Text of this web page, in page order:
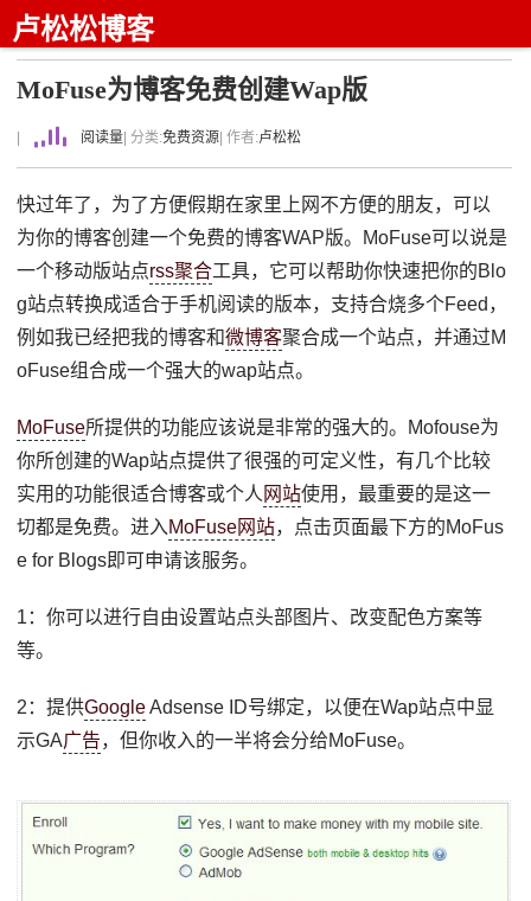
卢松松博客
MoFuse为博客免费创建Wap版
阅读量 | 分类:免费资源 | 作者:卢松松
快过年了，为了方便假期在家里上网不方便的朋友，可以
为你的博客创建一个免费的博客WAP版。MoFuse可以说是
一个移动版站点rss聚合工具，它可以帮助你快速把你的Blo
g站点转换成适合于手机阅读的版本，支持合烧多个Feed，
例如我已经把我的博客和微博客聚合成一个站点，并通过M
oFuse组合成一个强大的wap站点。
MoFuse所提供的功能应该说是非常的强大的。Mofouse为
你所创建的Wap站点提供了很强的可定义性，有几个比较
实用的功能很适合博客或个人 网站使用，最重要的是这一
切都是免费。进入 MoFuse网站，点击页面最下方的MoFus
e for Blogs即可申请该服务。
1：你可以进行自由设置站点头部图片、改变配色方案等
等。
2：提供GoogleAdsense ID号绑定，以便在Wap站点中显
示GA广告，但你收入的一半将会分给MoFuse。